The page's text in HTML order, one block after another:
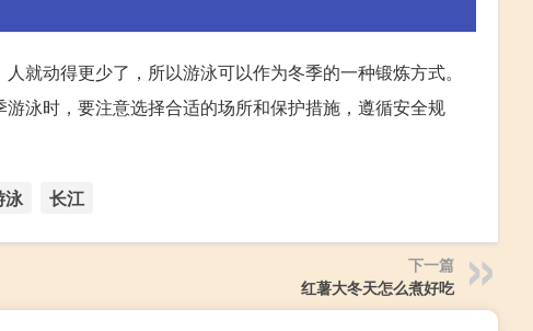
就动得更少了，所以游泳可以作为冬季的一种锻炼方式。
泳时，要注意选择合适的场所和保护措施，遵循安全规
泳 长江
下一篇
红薯大冬天怎么煮好吃